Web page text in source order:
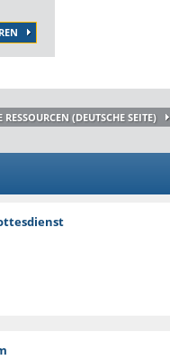
RESSOURCEN (DEUTSCHE SEITE)